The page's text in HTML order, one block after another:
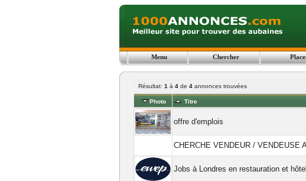
Menu Chercher
Résultat: 1 à 4 de 4 annonces trouvées
Photo Titre
offre d'emplois
CHERCHE VENDEUR / VENDEUSE
Jobs à Londres en restauration et